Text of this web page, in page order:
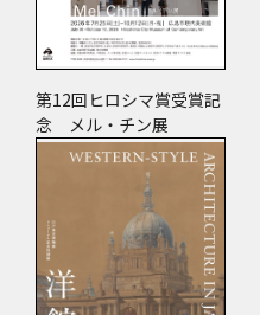
第12回ヒロシマ賞受賞記
念 メル・チン展